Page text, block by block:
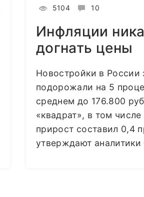
5104 10
Инфляции
догнать цены
Новостройки в России
подорожали на 5
среднем до 176.800
«квадрат», в том числе
прирост составил 0,4
утверждают аналитики